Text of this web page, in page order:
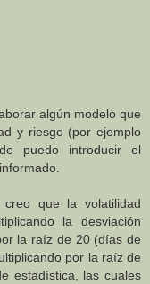
algún modelo que
y riesgo (por ejemplo
puedo introducir el
creo que la volatilidad
la desviación
la raíz de 20 (días de
por la raíz de
estadística, las cuales